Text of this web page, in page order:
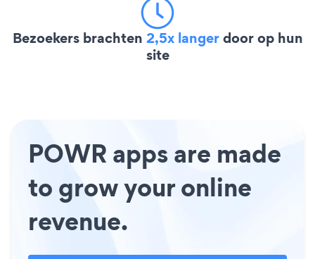
Bezoekers brachten 2,5x langerdoor op hun
site
POWR apps are made
to grow your online
revenue.